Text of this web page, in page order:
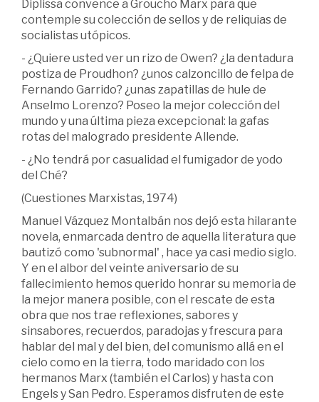
Diplissa convence a Groucho Marx para que
contemple su colección de sellos y de reliquias de
socialistas utópicos.
- ¿Quiere usted ver un rizo de Owen? ¿la dentadura
postiza de Proudhon? ¿unos calzoncillo de felpa de
Fernando Garrido? ¿unas zapatillas de hule de
Anselmo Lorenzo? Poseo la mejor colección del
mundo y una última pieza excepcional: la gafas
rotas del malogrado presidente Allende.
- ¿No tendrá por casualidad el fumigador de yodo
del Ché?
(Cuestiones Marxistas, 1974)
Manuel Vázquez Montalbán nos dejó esta hilarante
novela, enmarcada dentro de aquella literatura que
bautizó como 'subnormal' , hace ya casi medio siglo.
Y en el albor del veinte aniversario de su
fallecimiento hemos querido honrar su memoria de
la mejor manera posible, con el rescate de esta
obra que nos trae reflexiones, sabores y
sinsabores, recuerdos, paradojas y frescura para
hablar del mal y del bien, del comunismo allá en el
cielo como en la tierra, todo maridado con los
hermanos Marx (también el Carlos) y hasta con
Engels y San Pedro. Esperamos disfruten de este